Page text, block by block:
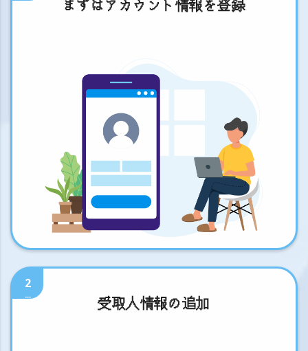
まずはアカウント情報を登録
2
受取人情報の追加